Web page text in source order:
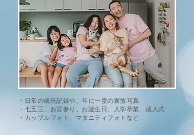
・日常の成長記録や、年に一度の家族写真
・七五三、お宮参り、お誕生日、入学卒業、成人式
・カップルフォト、マタニティフォトなど